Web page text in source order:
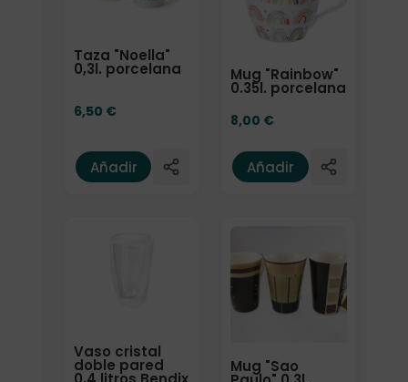
Taza "Noella"
0,3l. porcelana
6,50 €
Añadir
Mug "Rainbow"
0.35l. porcelana
8,00 €
Añadir
Vaso cristal
doble pared Mug "Sao